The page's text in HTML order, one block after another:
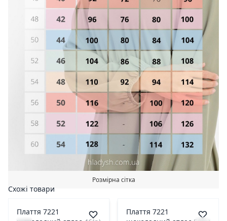
Розмірна сітка
Схожі товари
Плаття 7221
Плаття 7221